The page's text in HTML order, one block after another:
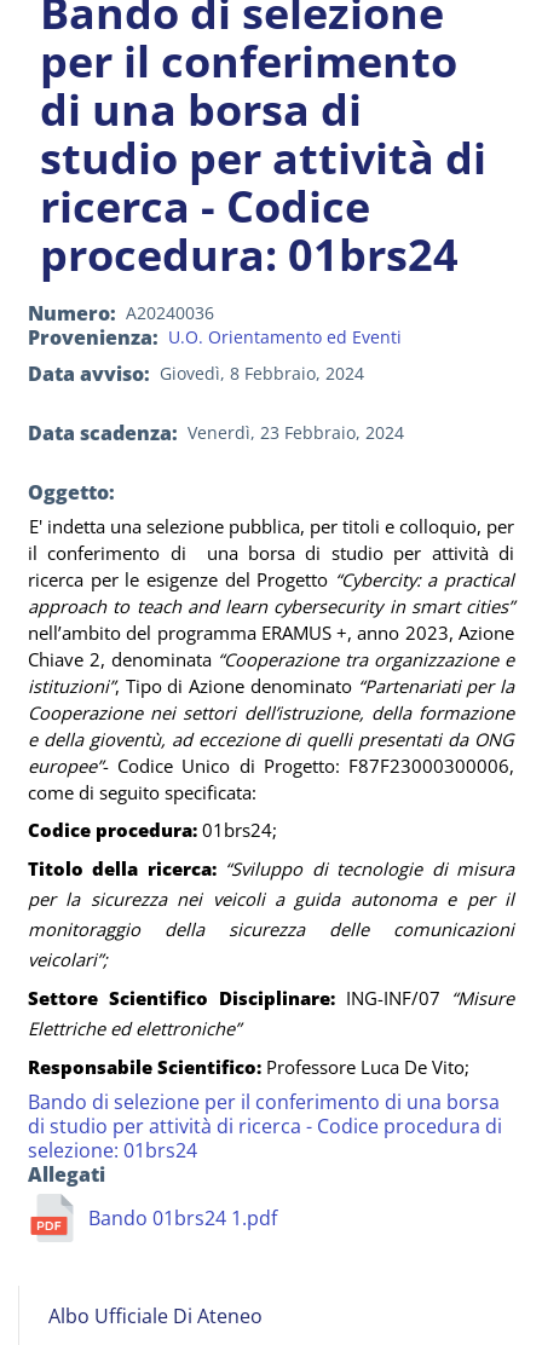
Albo
Albo Ufficiale Di Ateneo
Bando di selezione
per il conferimento
di una borsa di
studio per attività di
ricerca - Codice
procedura: 01brs24
Numero A20240036
Provenienza U.O. Orientamento ed Eventi
Data avviso Giovedì, 8 Febbraio, 2024
Data scadenza Venerdì, 23 Febbraio, 2024
Oggetto:
E' indetta una selezione pubblica, per titoli e colloquio, per
il conferimento di una borsa di studio per attività di
ricerca per le esigenze del Progetto “Cybercity: a practical
approach to teach and learn cybersecurity in smart cities”
nell’ambito del programma ERAMUS +, anno 2023, Azione
Chiave 2, denominata “Cooperazione tra organizzazione e
istituzioni”, Tipo di Azione denominato “Partenariati per la
Cooperazione nei settori dell’istruzione, della formazione
e della gioventù, ad eccezione di quelli presentati da ONG
europee”- Codice Unico di Progetto: F87F23000300006,
come di seguito specificata:
Codice procedura: 01brs24;
Titolo della ricerca: “­­­­­­­­­­­­­Sviluppo di tecnologie di misura
per la sicurezza nei veicoli a guida autonoma e per il
monitoraggio della sicurezza delle comunicazioni
veicolari”;
Settore Scientifico Disciplinare: ING-INF/07 “Misure
Elettriche ed elettroniche”
Responsabile Scientifico: Professore Luca De Vito;
Bando di selezione per il conferimento di una borsa
di studio per attività di ricerca - Codice procedura di
selezione: 01brs24
Allegati
Bando 01brs24 1.pdf